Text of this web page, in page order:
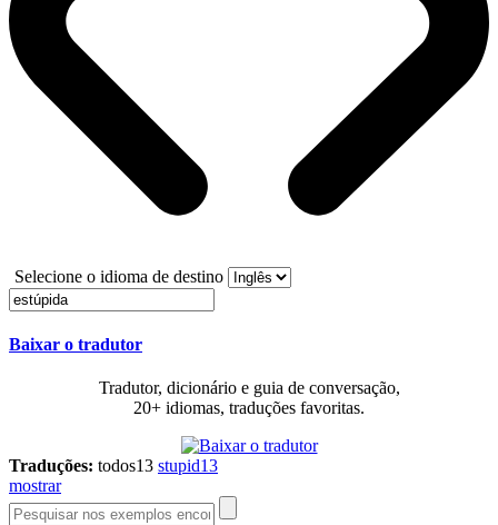
Selecione o idioma de destino
Baixar o tradutor
Tradutor, dicionário e guia de conversação,
20+ idiomas, traduções favoritas.
Traduções: todos13 stupid13
mostrar